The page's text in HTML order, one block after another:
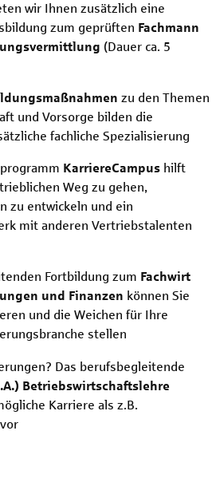
wir Ihnen zusätzlich eine
zum geprüften Fachmann
(Dauer ca. 5
zu den Themen
und Vorsorge bilden die
fachliche Spezialisierung
KarriereCampus hilft
Weg zu gehen,
zu entwickeln und ein
mit anderen Vertriebstalenten
Fortbildung zum Fachwirt
und Finanzen können Sie
und die Weichen für Ihre
stellen
Das berufsbegleitende
Betriebswirtschaftslehre
Karriere als z.B.
vor